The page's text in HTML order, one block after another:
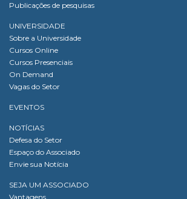
Publicações de pesquisas
UNIVERSIDADE
Sobre a Universidade
Cursos Online
Cursos Presenciais
On Demand
Vagas do Setor
EVENTOS
NOTÍCIAS
Defesa do Setor
Espaço do Associado
Envie sua Notícia
SEJA UM ASSOCIADO
Vantagens